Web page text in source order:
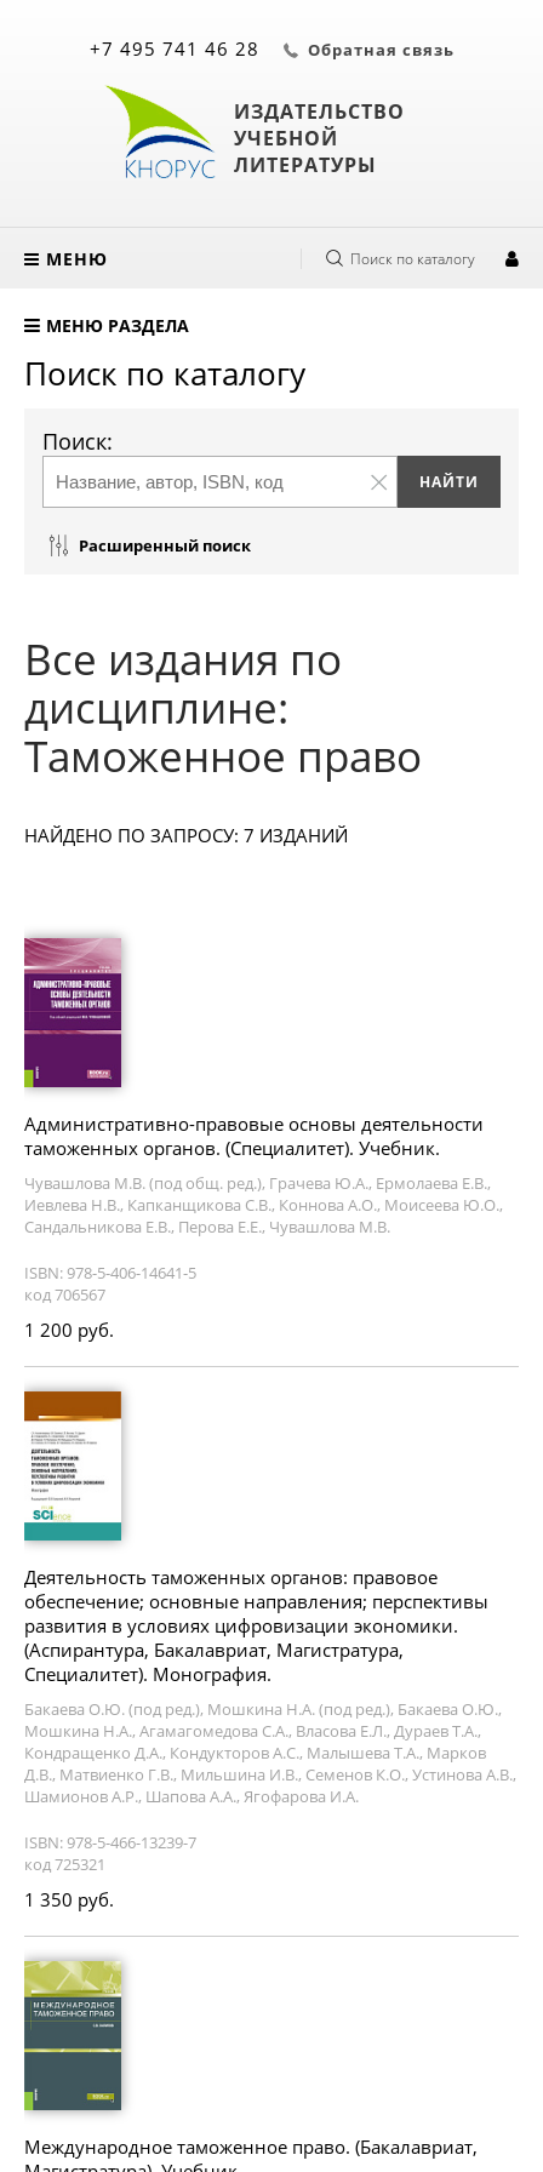
ИЗДАТЕЛЬСТВО
УЧЕБНОЙ
ЛИТЕРАТУРЫ
+7 495 741 46 28 Обратная связь
МЕНЮ Поиск по каталогу
МЕНЮ РАЗДЕЛА
Поиск по каталогу
Поиск:
Расширенный поиск
Все издания по
дисциплине:
Таможенное право
НАЙДЕНО ПО ЗАПРОСУ: 7 ИЗДАНИЙ
Административно-правовые основы деятельности
таможенных органов. (Специалитет). Учебник.
Чувашлова М.В. (под общ. ред.), Грачева Ю.А., Ермолаева Е.В.,
Иевлева Н.В., Капканщикова С.В., Коннова А.О., Моисеева Ю.О.,
Сандальникова Е.В., Перова Е.Е., Чувашлова М.В.
ISBN: 978-5-406-14641-5
код 706567
1 200 руб.
Деятельность таможенных органов: правовое
обеспечение; основные направления; перспективы
развития в условиях цифровизации экономики.
(Аспирантура, Бакалавриат, Магистратура,
Специалитет). Монография.
Бакаева О.Ю. (под ред.), Мошкина Н.А. (под ред.), Бакаева О.Ю.,
Мошкина Н.А., Агамагомедова С.А., Власова Е.Л., Дураев Т.А.,
Кондращенко Д.А., Кондукторов А.С., Малышева Т.А., Марков
Д.В., Матвиенко Г.В., Мильшина И.В., Семенов К.О., Устинова А.В.,
Шамионов А.Р., Шапова А.А., Ягофарова И.А.
ISBN: 978-5-466-13239-7
код 725321
1 350 руб.
Международное таможенное право. (Бакалавриат,